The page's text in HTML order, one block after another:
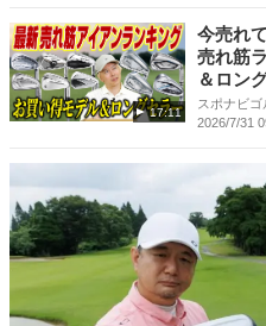
17:11
今売れ
売れ筋
＆ロン
スポナビゴ
2026/7/31